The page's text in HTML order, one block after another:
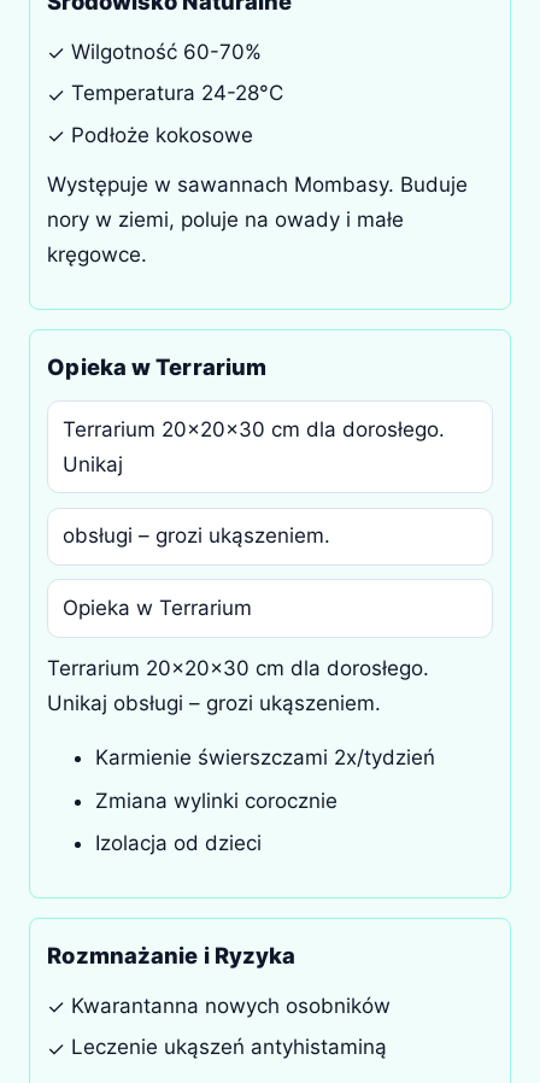
✓ Wilgotność 60-70%
✓ Temperatura 24-28°C
✓ Podłoże kokosowe
Występuje w sawannach Mombasy. Buduje
nory w ziemi, poluje na owady i małe
kręgowce.
Opieka w Terrarium
Terrarium 20x20x30 cm dla dorosłego.
Unikaj
obsługi – grozi ukąszeniem.
Opieka w Terrarium
Terrarium 20x20x30 cm dla dorosłego.
Unikaj obsługi – grozi ukąszeniem.
Karmienie świerszczami 2x/tydzień
Zmiana wylinki corocznie
Izolacja od dzieci
Rozmnażanie i Ryzyka
✓ Kwarantanna nowych osobników
✓ Leczenie ukąszeń antyhistaminą